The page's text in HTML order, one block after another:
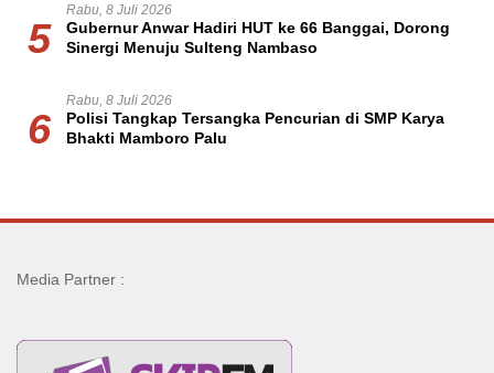
5
Rabu, 8 Juli 2026
Gubernur Anwar Hadiri HUT ke 66 Banggai, Dorong
Sinergi Menuju Sulteng Nambaso
6
Rabu, 8 Juli 2026
Polisi Tangkap Tersangka Pencurian di SMP Karya
Bhakti Mamboro Palu
Media Partner :